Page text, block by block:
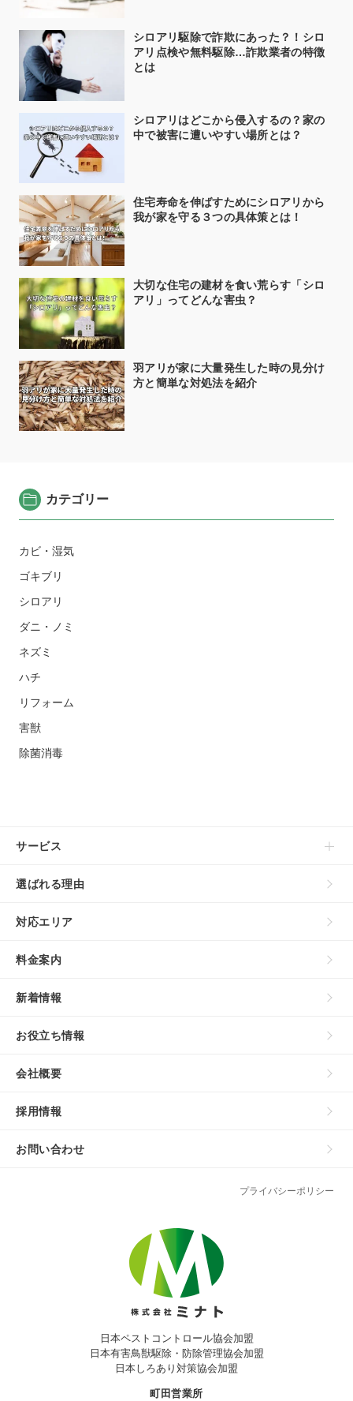
シロアリ駆除で詐欺にあった？！シロ
アリ点検や無料駆除…詐欺業者の特徴
とは
シロアリはどこから侵入するの？家の
中で被害に遭いやすい場所とは？
住宅寿命を伸ばすためにシロアリから
我が家を守る３つの具体策とは！
大切な住宅の建材を食い荒らす「シロ
アリ」ってどんな害虫？
羽アリが家に大量発生した時の見分け
方と簡単な対処法を紹介
カテゴリー
カビ・湿気
ゴキブリ
シロアリ
ダニ・ノミ
ネズミ
ハチ
リフォーム
害獣
除菌消毒
日本ペストコントロール協会加盟
日本有害鳥獣駆除・防除管理協会加盟
日本しろあり対策協会加盟
サービス
選ばれる理由
対応エリア
料金案内
新着情報
お役立ち情報
会社概要
採用情報
お問い合わせ
プライバシーポリシー
町田営業所